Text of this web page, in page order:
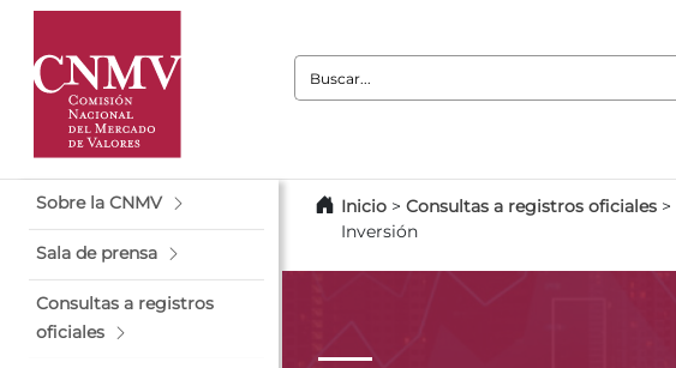
Buscar:
Sobre la CNMV
Sala de prensa
Consultas a registros
oficiales
Inicio > Consultas a registros oficiales >
Inversión